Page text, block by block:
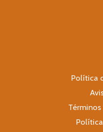
Política